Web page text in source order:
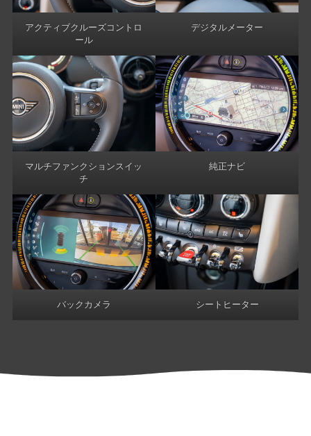
アクティブクルーズコントロ
ール
デジタルメーター
マルチファンクションスイッ
チ
純正ナビ
バックカメラ シートヒーター